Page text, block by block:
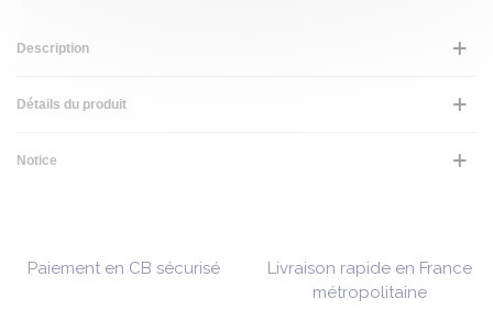
Description
Détails du produit
Notice
Paiement en CB sécurisé
Livraison rapide en France
métropolitaine